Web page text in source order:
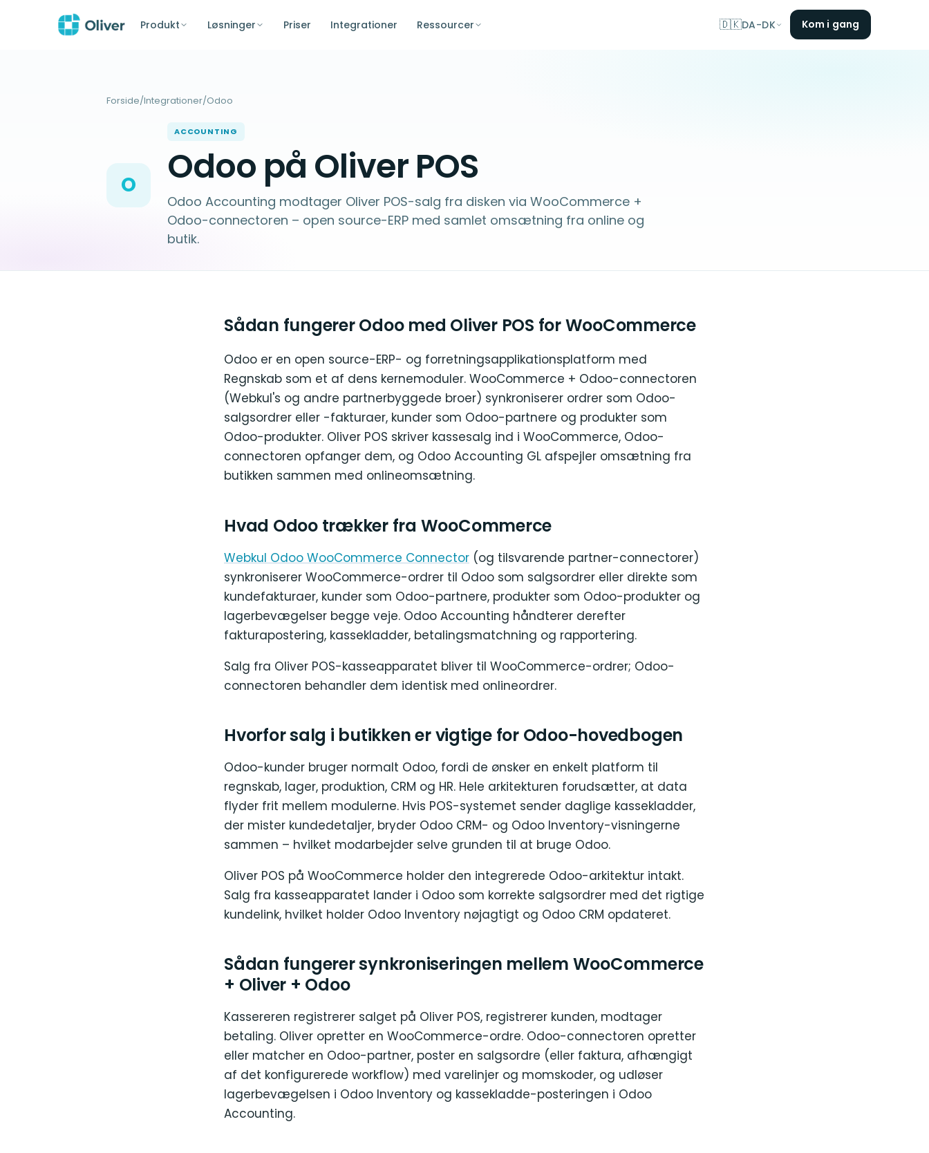
Produkt Løsninger Priser Integrationer Ressourcer 🇩🇰DA-DK Kom i gang
Forside/Integrationer/Odoo
O
ACCOUNTING
Odoo på Oliver POS
Odoo Accounting modtager Oliver POS-salg fra disken via WooCommerce +
Odoo-connectoren – open source-ERP med samlet omsætning fra online og
butik.
Sådan fungerer Odoo med Oliver POS for WooCommerce
Odoo er en open source-ERP- og forretningsapplikationsplatform med
Regnskab som et af dens kernemoduler. WooCommerce + Odoo-connectoren
(Webkul's og andre partnerbyggede broer) synkroniserer ordrer som Odoo-
salgsordrer eller -fakturaer, kunder som Odoo-partnere og produkter som
Odoo-produkter. Oliver POS skriver kassesalg ind i WooCommerce, Odoo-
connectoren opfanger dem, og Odoo Accounting GL afspejler omsætning fra
butikken sammen med onlineomsætning.
Hvad Odoo trækker fra WooCommerce
Webkul Odoo WooCommerce Connector (og tilsvarende partner-connectorer)
synkroniserer WooCommerce-ordrer til Odoo som salgsordrer eller direkte som
kundefakturaer, kunder som Odoo-partnere, produkter som Odoo-produkter og
lagerbevægelser begge veje. Odoo Accounting håndterer derefter
fakturapostering, kassekladder, betalingsmatchning og rapportering.
Salg fra Oliver POS-kasseapparatet bliver til WooCommerce-ordrer; Odoo-
connectoren behandler dem identisk med onlineordrer.
Hvorfor salg i butikken er vigtige for Odoo-hovedbogen
Odoo-kunder bruger normalt Odoo, fordi de ønsker en enkelt platform til
regnskab, lager, produktion, CRM og HR. Hele arkitekturen forudsætter, at data
flyder frit mellem modulerne. Hvis POS-systemet sender daglige kassekladder,
der mister kundedetaljer, bryder Odoo CRM- og Odoo Inventory-visningerne
sammen – hvilket modarbejder selve grunden til at bruge Odoo.
Oliver POS på WooCommerce holder den integrerede Odoo-arkitektur intakt.
Salg fra kasseapparatet lander i Odoo som korrekte salgsordrer med det rigtige
kundelink, hvilket holder Odoo Inventory nøjagtigt og Odoo CRM opdateret.
Sådan fungerer synkroniseringen mellem WooCommerce
+ Oliver + Odoo
Kassereren registrerer salget på Oliver POS, registrerer kunden, modtager
betaling. Oliver opretter en WooCommerce-ordre. Odoo-connectoren opretter
eller matcher en Odoo-partner, poster en salgsordre (eller faktura, afhængigt
af det konfigurerede workflow) med varelinjer og momskoder, og udløser
lagerbevægelsen i Odoo Inventory og kassekladde-posteringen i Odoo
Accounting.